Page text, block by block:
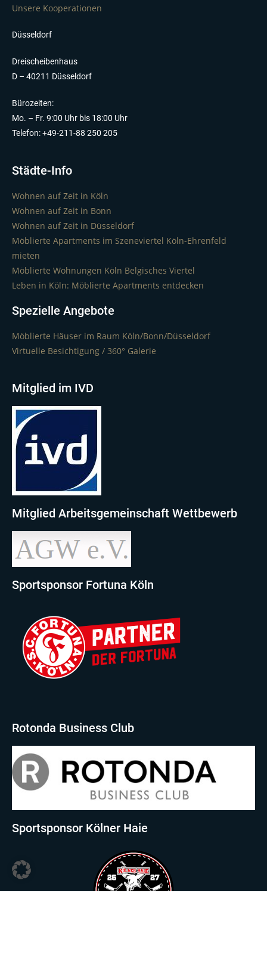
Unsere Kooperationen
Düsseldorf
Dreischeibenhaus
D – 40211 Düsseldorf
Bürozeiten:
Mo. – Fr. 9:00 Uhr bis 18:00 Uhr
Telefon: +49-211-88 250 205
Städte-Info
Wohnen auf Zeit in Köln
Wohnen auf Zeit in Bonn
Wohnen auf Zeit in Düsseldorf
Möblierte Apartments im Szeneviertel Köln-Ehrenfeld
mieten
Möblierte Wohnungen Köln Belgisches Viertel
Leben in Köln: Möblierte Apartments entdecken
Spezielle Angebote
Möblierte Häuser im Raum Köln/Bonn/Düsseldorf
Virtuelle Besichtigung / 360° Galerie
Mitglied im IVD
Mitglied Arbeitsgemeinschaft Wettbewerb
Sportsponsor Fortuna Köln
Rotonda Business Club
Sportsponsor Kölner Haie